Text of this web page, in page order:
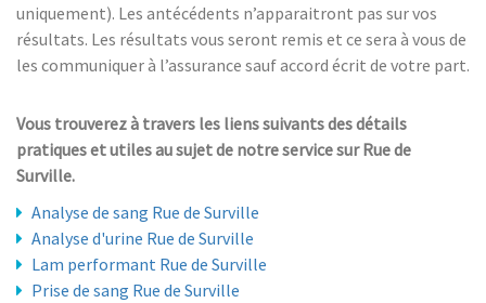
uniquement). Les antécédents n’apparaitront pas sur vos
résultats. Les résultats vous seront remis et ce sera à vous de
les communiquer à l’assurance sauf accord écrit de votre part.
Vous trouverez à travers les liens suivants des détails
pratiques et utiles au sujet de notre service sur Rue de
Surville.
Analyse de sang Rue de Surville
Analyse d'urine Rue de Surville
Lam performant Rue de Surville
Prise de sang Rue de Surville